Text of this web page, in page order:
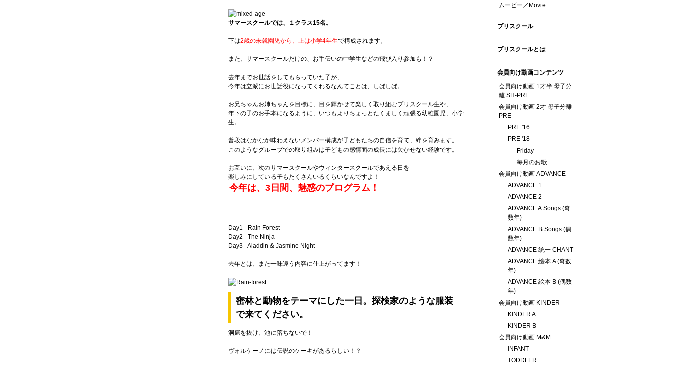
サマースクールでは、１クラス15名。
下は2歳の未就園児から、上は小学4年生で構成されます。
また、サマースクールだけの、お手伝いの中学生などの飛び入り参加も！？
去年までお世話をしてもらっていた子が、
今年は立派にお世話役になってくれるなんてことは、しばしば。
お兄ちゃんお姉ちゃんを目標に、目を輝かせて楽しく取り組むプリスクール生や、
年下の子のお手本になるように、いつもよりちょっとたくましく頑張る幼稚園児、小学
生。
普段はなかなか味わえないメンバー構成が子どもたちの自信を育て、絆を育みます。
このようなグループでの取り組みは子どもの感情面の成長には欠かせない経験です。
お互いに、次のサマースクールやウィンタースクールであえる日を
楽しみにしている子もたくさんいるくらいなんですよ！
今年は、3日間、魅惑のプログラム！
Day1 ‐ Rain Forest
Day2 ‐ The Ninja
Day3 ‐ Aladdin & Jasmine Night
去年とは、また一味違う内容に仕上がってます！
密林と動物をテーマにした一日。探検家のような服装
で来てください。
洞窟を抜け、池に落ちないで！
ヴォルケーノには伝説のケーキがあるらしい！？
ムービー／Movie
プリスクール
プリスクールとは
会員向け動画コンテンツ
会員向け動画 1才半 母子分
離 SH-PRE
会員向け動画 2才 母子分離
PRE
PRE '16
PRE '18
Friday
毎月のお歌
会員向け動画 ADVANCE
ADVANCE 1
ADVANCE 2
ADVANCE A Songs (奇
数年)
ADVANCE B Songs (偶
数年)
ADVANCE 統一 CHANT
ADVANCE 絵本 A (奇数
年)
ADVANCE 絵本 B (偶数
年)
会員向け動画 KINDER
KINDER A
KINDER B
会員向け動画 M&M
INFANT
TODDLER